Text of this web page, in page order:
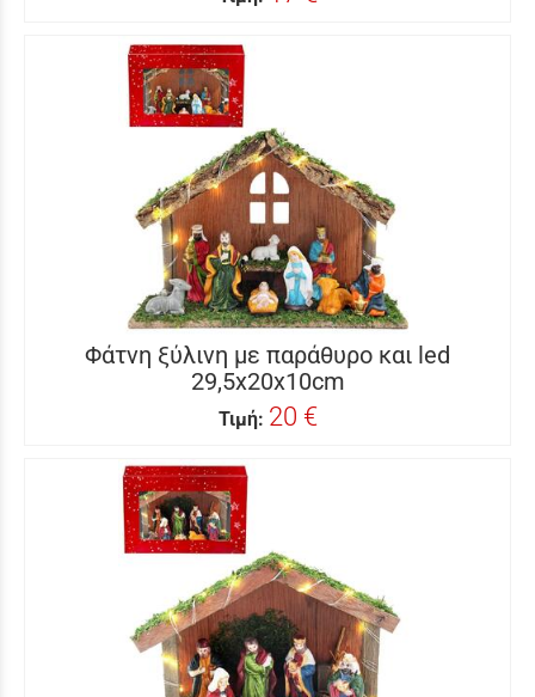
Φάτνη ξύλινη με παράθυρο και led
29,5x20x10cm
Τιμή: 20 €